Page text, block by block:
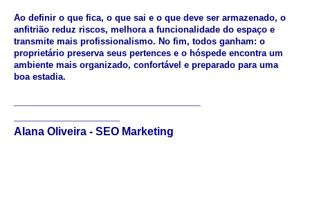
Ao definir o que fica, o que sai e o que deve ser armazenado, o
anfitrião reduz riscos, melhora a funcionalidade do espaço e
transmite mais profissionalismo. No fim, todos ganham: o
proprietário preserva seus pertences e o hóspede encontra um
ambiente mais organizado, confortável e preparado para uma
boa estadia.
Alana Oliveira - SEO Marketing